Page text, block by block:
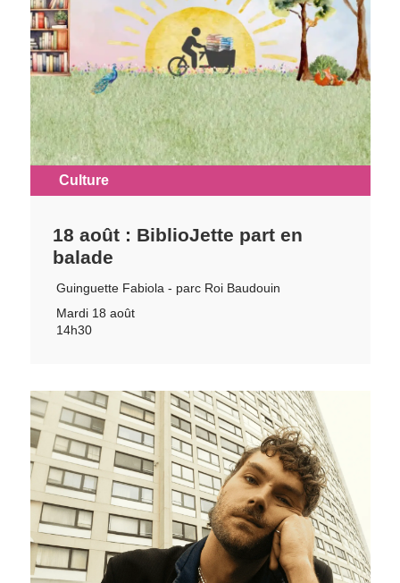
Culture
18 août : BiblioJette part en
balade
Guinguette Fabiola - parc Roi Baudouin
Mardi 18 août
14h30